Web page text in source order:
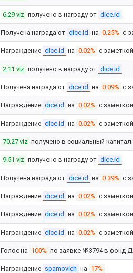
6.29 viz получено в награду от dice.id
Получена награда от dice.id на 0.25% с
Награждение dice.id на 0.02% с
2.11 viz получено в награду от dice.id
Получена награда от dice.id на 0.09% с
Награждение dice.id на 0.02% с
Награждение dice.id на 0.02% с
70.27 viz получено в социальный
9.51 viz получено в награду от dice.id
Получена награда от dice.id на 0.39% с
Награждение dice.id на 0.02% с
Награждение dice.id на 0.02% с
Награждение dice.id на 0.02% с
Голос на 100% по заявке №3794 в фонд
Награждение spamovich на 17%